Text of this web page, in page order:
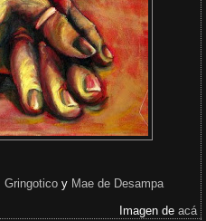
Gringotico y Mae de Desampa
Imagen de acá